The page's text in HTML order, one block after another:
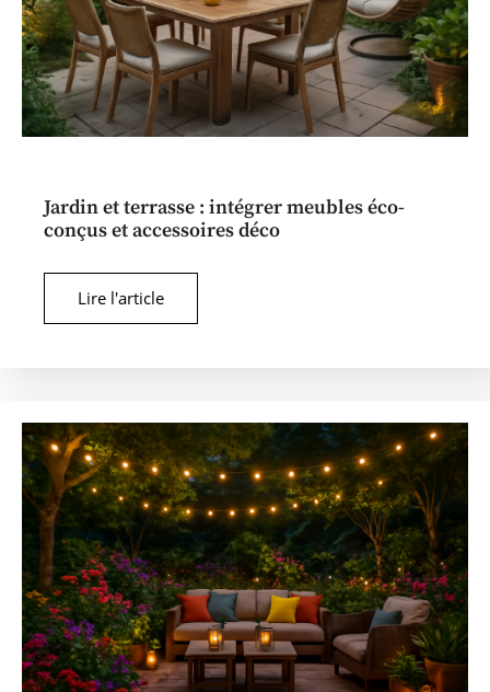
Jardin et terrasse : intégrer meubles éco-
conçus et accessoires déco
Lire l'article